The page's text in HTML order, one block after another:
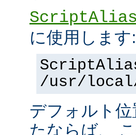
ScriptAlias
に使用します:
/usr/
デフォルト
たならば、